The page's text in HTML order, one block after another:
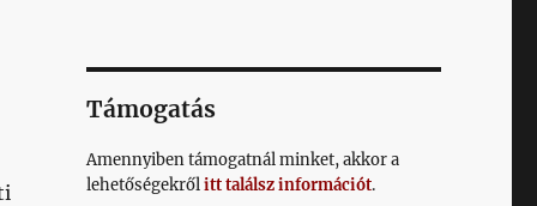
Támogatás
Amennyiben támogatnál minket, akkor a
lehetőségekrőlitt találsz információt.